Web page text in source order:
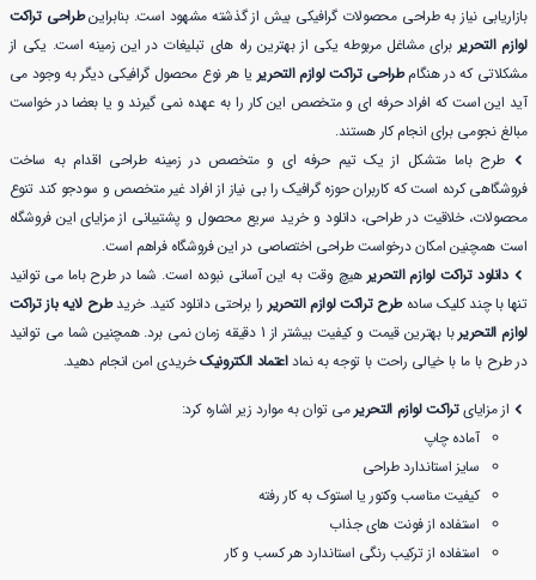
بازاریابی نیاز به طراحی محصولات گرافیکی بیش از گذشته مشهود است. بنابراینطراحی تراکت
لوازم التحریر برای مشاغل مربوطه یکی از بهترین راه های تبلیغات در این زمینه است. یکی از
مشکلاتی که در هنگامطراحی تراکت لوازم التحریر یا هر نوع محصول گرافیکی دیگر به وجود می
آید این است که افراد حرفه ای و متخصص این کار را به عهده نمی گیرند و یا بعضا در خواست
مبالغ نجومی برای انجام کار هستند.
طرح باما متشکل از یک تیم حرفه ای و متخصص در زمینه طراحی اقدام به ساخت
فروشگاهی کرده است که کاربران حوزه گرافیک را بی نیاز از افراد غیر متخصص و سودجو کند تنوع
محصولات، خلاقیت در طراحی، دانلود و خرید سریع محصول و پشتیبانی از مزایای این فروشگاه
است همچنین امکان درخواست طراحی اختصاصی در این فروشگاه فراهم است.
دانلود تراکت لوازم التحریرهیچ وقت به این آسانی نبوده است. شما در طرح باما می توانید
تنها با چند کلیک سادهطرح تراکت لوازم التحریر را براحتی دانلود کنید. خریدطرح لایه باز تراکت
لوازم التحریر
با بهترین قیمت و کیفیت بیشتر از 1 دقیقه زمان نمی برد. همچنین شما می توانید
در طرح با ما با خیالی راحت با توجه به نماداعتماد الکترونیکخریدی امن انجام دهید.
از مزایایتراکت لوازم التحریرمی توان به موارد زیر اشاره کرد:
آماده چاپ
سایز استاندارد طراحی
کیفیت مناسب وکتور یا استوک به کار رفته
استفاده از فونت های جذاب
استفاده از ترکیب رنگی استاندارد هر کسب و کار